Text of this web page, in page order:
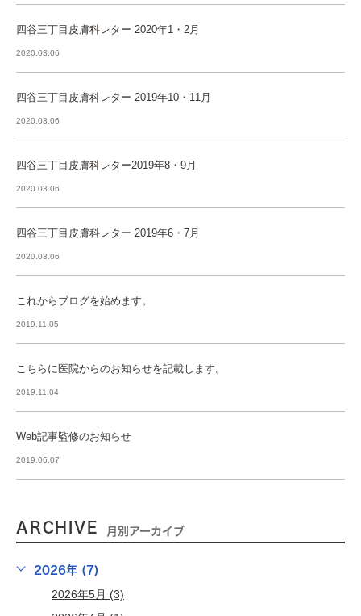
四谷三丁目皮膚科レター 2020年1・2月
2020.03.06
四谷三丁目皮膚科レター 2019年10・11月
2020.03.06
四谷三丁目皮膚科レター2019年8・9月
2020.03.06
四谷三丁目皮膚科レター 2019年6・7月
2020.03.06
これからブログを始めます。
2019.11.05
こちらに医院からのお知らせを記載します。
2019.11.04
Web記事監修のお知らせ
2019.06.07
ARCHIVE 月別アーカイブ
2026年 (7)
2026年5月 (3)